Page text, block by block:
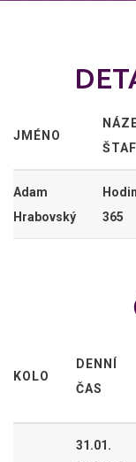
JMÉNO
Adam
Hrabovský
365
KOLO
DENNÍ
ČAS
31.01.